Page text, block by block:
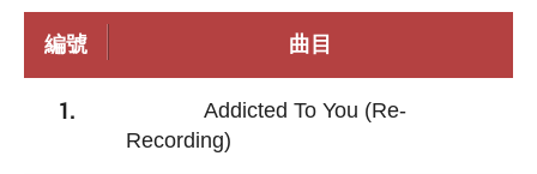
編號 曲目
1.
Addicted To You (Re-
Recording)